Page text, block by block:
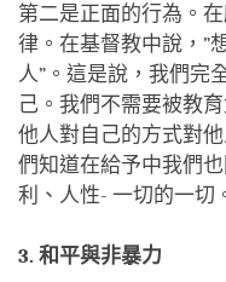
第二是正面的行為。
律。在基督教中說，”
人”。這是說，我們完
己。我們不需要被教
他人對自己的方式對
們知道在給予中我們
利、人性- 一切的一切
3. 和平與非暴力